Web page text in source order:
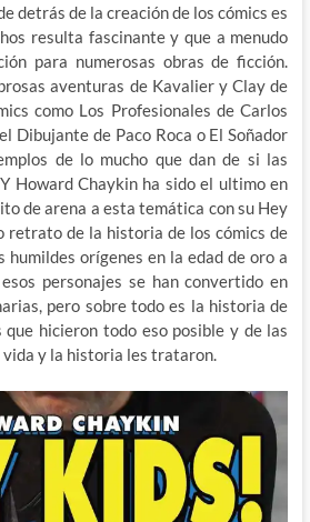
detrás de la creación de los cómics es
resulta fascinante y que a menudo
para numerosas obras de ficción.
aventuras de Kavalier y Clay de
como Los Profesionales de Carlos
Dibujante de Paco Roca o El Soñador
de lo mucho que dan de si las
Howard Chaykin ha sido el ultimo en
de arena a esta temática con su Hey
retrato de la historia de los cómics de
humildes orígenes en la edad de oro a
personajes se han convertido en
pero sobre todo es la historia de
que hicieron todo eso posible y de las
y la historia les trataron.